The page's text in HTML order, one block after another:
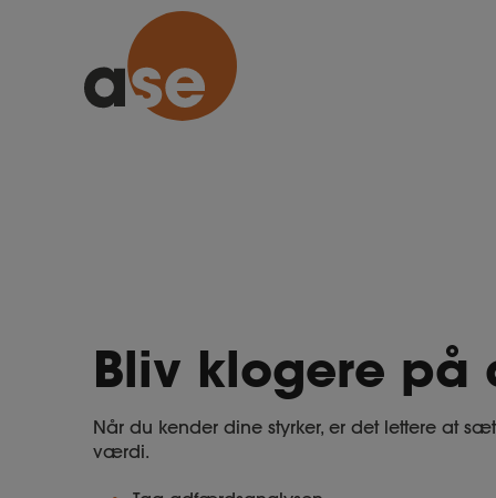
Bliv klogere på
Når du kender dine styrker, er det lettere at
værdi.